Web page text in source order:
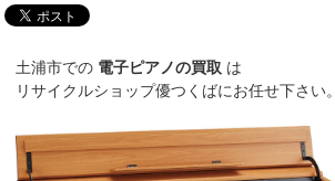
土浦市での 電子ピアノの買取 は
リサイクルショップ優つくばにお任せ下さい。